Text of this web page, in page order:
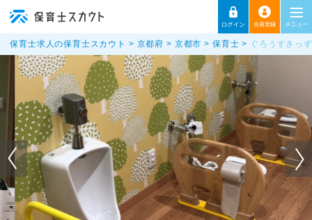
保育士求人の保育士スカウト 京都府 京都市 保育士 ぐろうすきっ